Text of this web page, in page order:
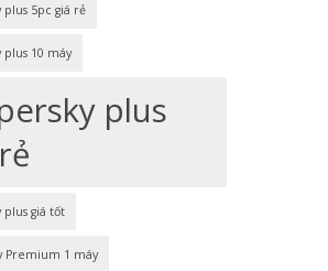
plus 5pc giá rẻ
plus 10 máy
plus
plus giá tốt
Premium 1 máy